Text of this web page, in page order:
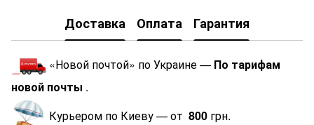
Доставка Оплата Гарантия
«Новой почтой» по Украине — По тарифам
новой почты .
Курьером по Киеву — от 800 грн.